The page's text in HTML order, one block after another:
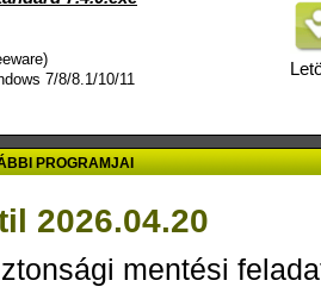
7/8/8.1/10/11
PROGRAMJAI
2026.04.20
mentési